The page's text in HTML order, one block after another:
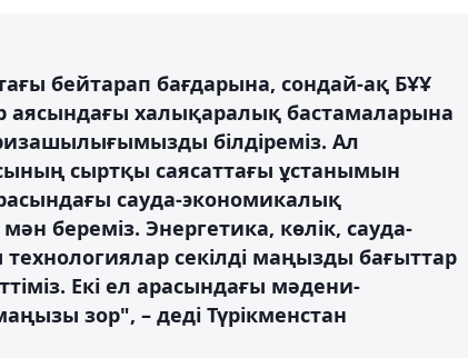
бейтарап бағдарына, сондай-ақ БҰҰ
халықаралық бастамаларына
білдіреміз. Ал
сыртқы саясаттағы ұстанымын
сауда-экономикалық
береміз. Энергетика, көлік, сауда-
секілді маңызды бағыттар
Екі ел арасындағы мәдени-
зор", – деді Түрікменстан